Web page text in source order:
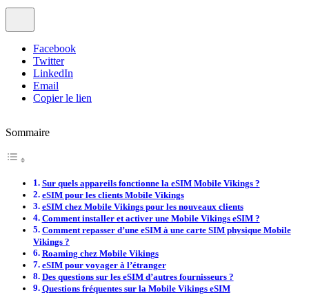
Facebook
Twitter
LinkedIn
Email
Copier le lien
Sommaire
Sur quels appareils fonctionne la eSIM Mobile Vikings ?
eSIM pour les clients Mobile Vikings
eSIM chez Mobile Vikings pour les nouveaux clients
Comment installer et activer une Mobile Vikings eSIM ?
Comment repasser d’une eSIM à une carte SIM physique Mobile
Vikings ?
Roaming chez Mobile Vikings
eSIM pour voyager à l’étranger
Des questions sur les eSIM d’autres fournisseurs ?
Questions fréquentes sur la Mobile Vikings eSIM